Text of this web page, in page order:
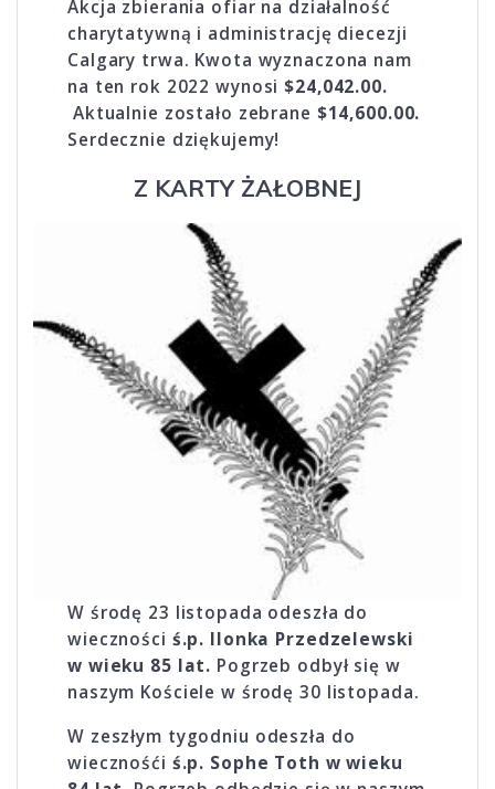
Akcja zbierania ofiar na działalność
charytatywną i administrację diecezji
Calgary trwa. Kwota wyznaczona nam
na ten rok 2022 wynosi $24,042.00.
Aktualnie zostało zebrane $14,600.00.
Serdecznie dziękujemy!
Z KARTY ŻAŁOBNEJ
W środę 23 listopada odeszła do
wieczności ś.p. Ilonka Przedzelewski
w wieku 85 lat. Pogrzeb odbył się w
naszym Kościele w środę 30 listopada.
W zeszłym tygodniu odeszła do
wiecznośći ś.p. Sophe Toth w wieku